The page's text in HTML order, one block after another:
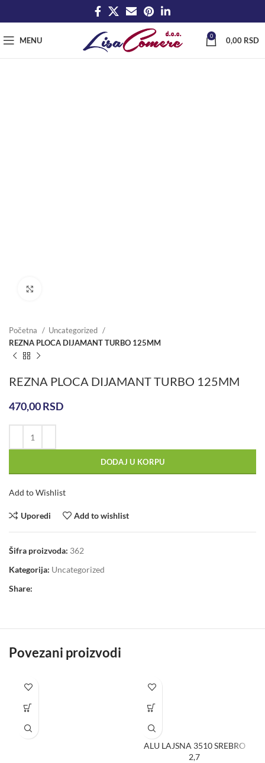
MENU 0 0,00 RSD
Početna
Uncategorized
REZNA PLOCA DIJAMANT TURBO 125MM
REZNA PLOCA DIJAMANT TURBO 125MM
470,00RSD
DODAJ U KORPU
Add to Wishlist
Uporedi Add to wishlist
Šifra proizvoda: 362
Kategorija: Uncategorized
Share:
Povezani proizvodi
ALU LAJSNA 3510 SREBRO
2,7